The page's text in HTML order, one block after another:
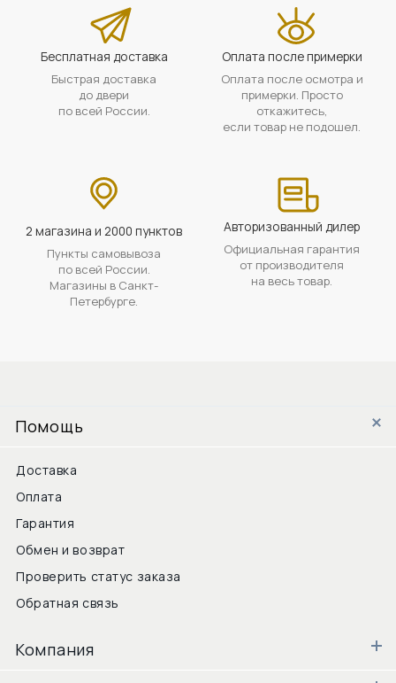
Бесплатная доставка
Быстрая доставка
до двери
по всей России.
Оплата после примерки
Оплата после осмотра и
примерки. Просто
откажитесь,
если товар не подошел.
2 магазина и 2000 пунктов
Пункты самовывоза
по всей России.
Магазины в Санкт-
Петербурге.
Авторизованный дилер
Официальная гарантия
от производителя
на весь товар.
Помощь
Доставка
Оплата
Гарантия
Обмен и возврат
Проверить статус заказа
Обратная связь
Компания